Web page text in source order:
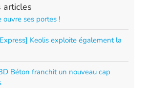
articles
ouvre ses portes !
Keolis exploite également la
Béton franchit un nouveau cap